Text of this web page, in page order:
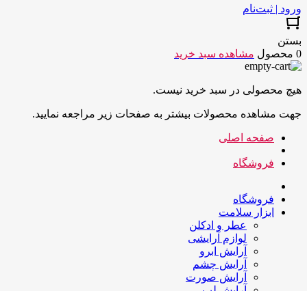
ورود | ثبت‌نام
بستن
0 محصول
مشاهده سبد خرید
هیچ محصولی در سبد خرید نیست.
جهت مشاهده محصولات بیشتر به صفحات زیر مراجعه نمایید.
صفحه اصلی
فروشگاه
فروشگاه
ابزار سلامت
عطر و ادکلن
لوازم آرایشی
آرایش ابرو
آرایش چشم
آرایش صورت